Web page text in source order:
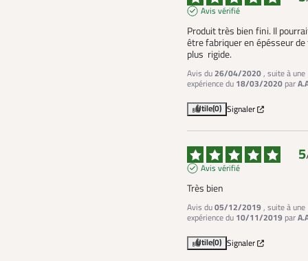
Avis vérifié
Produit très bien fini. Il
être fabriquer en épésseur
plus  rigide.
Avis du26/04/2020, suite à une
expérience du 18/03/2020 par
Utile(0) Signaler
5
Avis vérifié
Très bien
Avis du05/12/2019, suite à une
expérience du 10/11/2019 par
Utile(0) Signaler